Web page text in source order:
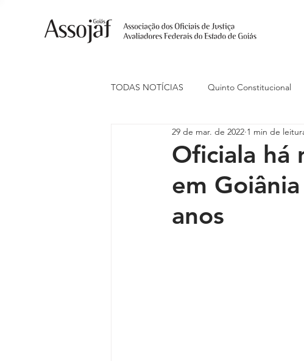
TODAS NOTÍCIAS Quinto Constitucional
Ações Judiciais Carreira Conojaf
Indenização de Transporte
Oficiala há
em
anos
29 de mar. de 2022 1 min de